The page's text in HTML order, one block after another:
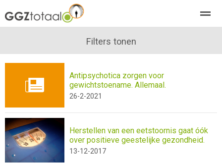
abonneren agenda
Home Nieuws Zoeken Pagina's
Filters tonen
Antipsychotica zorgen voor
gewichtstoename. Allemaal.
26-2-2021
Herstellen van een eetstoornis gaat óók
over positieve geestelijke gezondheid.
13-12-2017